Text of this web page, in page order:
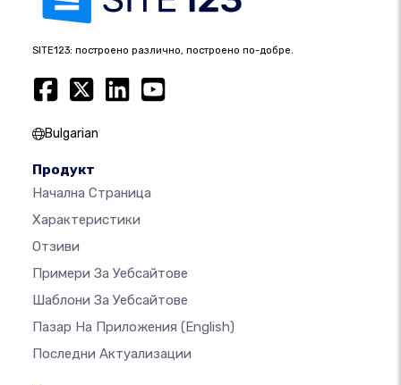
SITE123: построено различно, построено по-добре.
Bulgarian
Продукт
Начална Страница
Характеристики
Отзиви
Примери За Уебсайтове
Шаблони За Уебсайтове
Пазар На Приложения (English)
Последни Актуализации